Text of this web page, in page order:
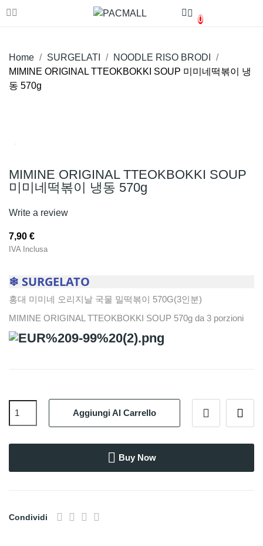
0
Home SURGELATI
NOODLE RISO BRODI
MIMINE ORIGINAL TTEOKBOKKI SOUP 미미네떡볶이 냉
동 570g
MIMINE ORIGINAL TTEOKBOKKI SOUP
미미네떡볶이 냉동 570g
Write a review
7,90 €
IVA Inclusa
❄ SURGELATO
홍대 미미네 오리지날 국물 밀떡볶이 570G(3인분)
MIMINE ORIGINAL TTEOKBOKKI SOUP 570g da 3 porzioni
Aggiungi Al Carrello
Buy Now
Condividi